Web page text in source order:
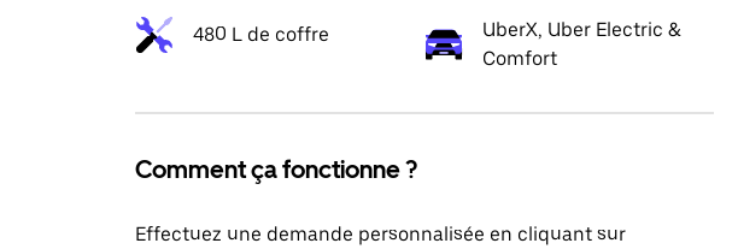
480 L de coffre
UberX, Uber Electric &
Comfort
Comment ça fonctionne ?
Effectuez une demande personnalisée en cliquant sur